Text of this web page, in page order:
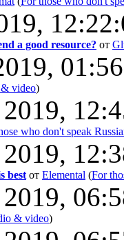
a good resource? от
video)
who don't speak
best от Elemental (For
& video)